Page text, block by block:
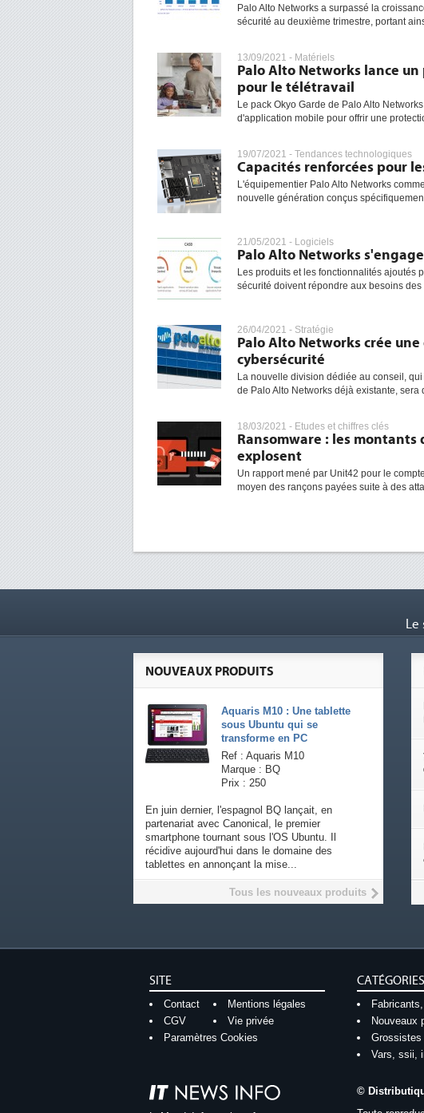
Palo Alto Networks a surpassé la
sécurité au deuxième trimestre, portant
13/09/2021 - Matériels
Palo Alto Networks lance
pour le télétravail
Le pack Okyo Garde de Palo Alto
d'application mobile pour offrir une
19/07/2021 - Tendances technologiques
Capacités renforcées pour
L'équipementier Palo Alto Networks
nouvelle génération conçus
21/05/2021 - Logiciels
Palo Alto Networks
Les produits et les fonctionnalités ajoutés
sécurité doivent répondre aux besoins des
26/04/2021 - Stratégie
Palo Alto Networks crée
cybersécurité
La nouvelle division dédiée au conseil,
de Palo Alto Networks déjà existante, sera
18/03/2021 - Etudes et chiffres clés
Ransomware : les montants
explosent
Un rapport mené par Unit42 pour le
moyen des rançons payées suite à des
Le
NOUVEAUX PRODUITS
Aquaris M10 : Une tablette
sous Ubuntu qui se
transforme en PC
Ref : Aquaris M10
Marque : BQ
Prix : 250
En juin dernier, l'espagnol BQ lançait, en
partenariat avec Canonical, le premier
smartphone tournant sous l'OS Ubuntu. Il
récidive aujourd'hui dans le domaine des
tablettes en annonçant la mise...
Tous les nouveaux produits
SITE
Contact
Mentions légales
CGV
Vie privée
Paramètres Cookies
CATÉGORIES
Nouveaux
Grossistes
Vars, ssii,
©